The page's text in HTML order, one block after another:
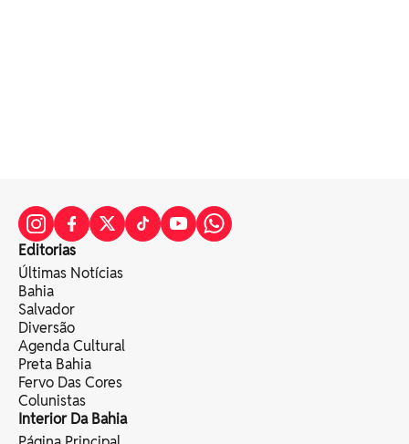
Editorias
Últimas Notícias
Bahia
Salvador
Diversão
Agenda Cultural
Preta Bahia
Fervo Das Cores
Colunistas
Interior Da Bahia